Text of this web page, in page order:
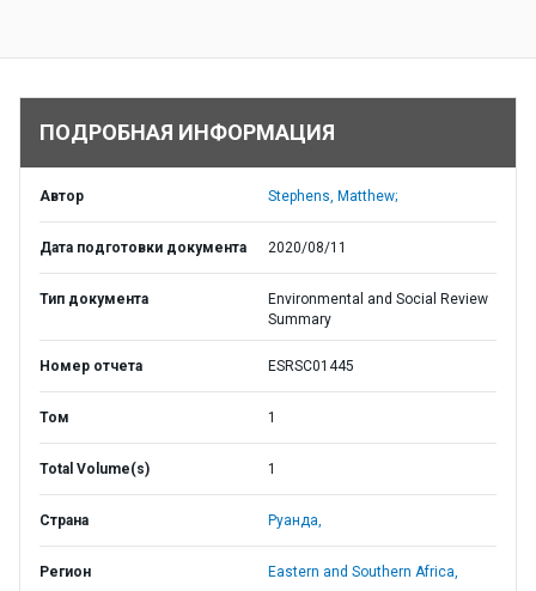
ПОДРОБНАЯ ИНФОРМАЦИЯ
Автор Stephens, Matthew;
Дата подготовки документа 2020/08/11
Тип документа
Environmental and Social Review
Summary
Номер отчета ESRSC01445
Том 1
Total Volume(s) 1
Страна Руанда,
Регион Eastern and Southern Africa,